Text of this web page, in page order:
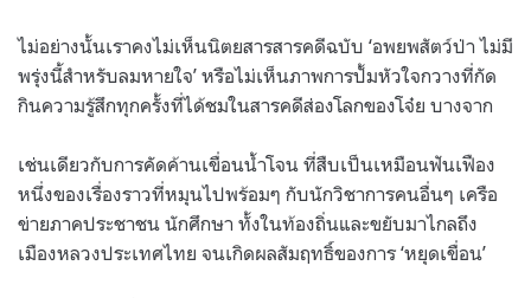
ไม่อย่างนั้นเราคงไม่เห็นนิตยสารสารคดีฉบับ ‘อพยพสัตว์ป่า ไม่มี
พรุ่งนี้สำหรับลมหายใจ’ หรือไม่เห็นภาพการปั้มหัวใจกวางที่กัด
กินความรู้สึกทุกครั้งที่ได้ชมในสารคดีส่องโลกของโจ๋ย บางจาก
เช่นเดียวกับการคัดค้านเขื่อนน้ำโจน ที่สืบเป็นเหมือนฟันเฟือง
หนึ่งของเรื่องราวที่หมุนไปพร้อมๆ กับนักวิชาการคนอื่นๆ เครือ
ข่ายภาคประชาชน นักศึกษา ทั้งในท้องถิ่นและขยับมาไกลถึง
เมืองหลวงประเทศไทย จนเกิดผลสัมฤทธิ์ของการ ‘หยุดเขื่อน’